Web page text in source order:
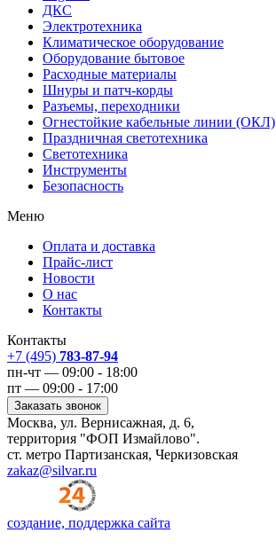
ДКС
Электротехника
Климатическое оборудование
Оборудование бытовое
Расходные материалы
Шнуры и патч-корды
Разъемы, переходники
Огнестойкие кабельные линии (ОКЛ)
Праздничная светотехника
Светотехника
Инструменты
Безопасность
Меню
Оплата и доставка
Прайс-лист
Новости
О нас
Контакты
Контакты
+7 (495) 783-87-94
пн-чт — 09:00 - 18:00
пт — 09:00 - 17:00
Заказать звонок
Москва, ул. Вернисажная, д. 6,
территория "ФОП Измайлово".
ст. метро Партизанская, Черкизовская
zakaz@silvar.ru
создание, поддержка сайта